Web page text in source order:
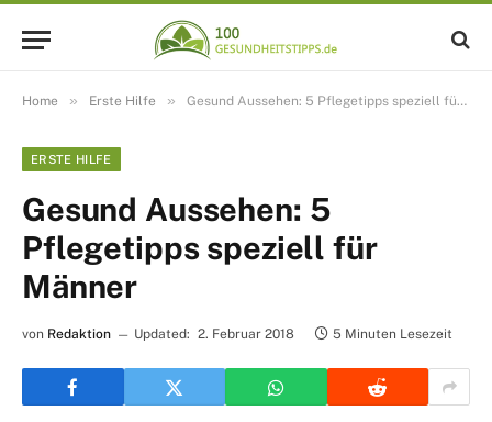
Home » Erste Hilfe » Gesund Aussehen: 5 Pflegetipps speziell für Männer
ERSTE HILFE
Gesund Aussehen: 5
Pflegetipps speziell für
Männer
von Redaktion Updated: 2. Februar 2018 5 Minuten Lesezeit